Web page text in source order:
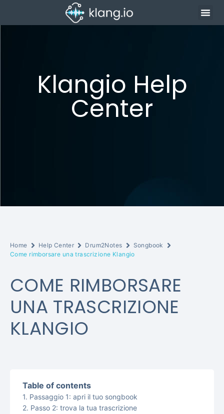
Klangio Help
Center
Home Help Center Drum2Notes
Songbook
Come rimborsare una trascrizione Klangio
COME RIMBORSARE
UNA TRASCRIZIONE
KLANGIO
Table of contents
Passaggio 1: apri il tuo songbook
Passo 2: trova la tua trascrizione